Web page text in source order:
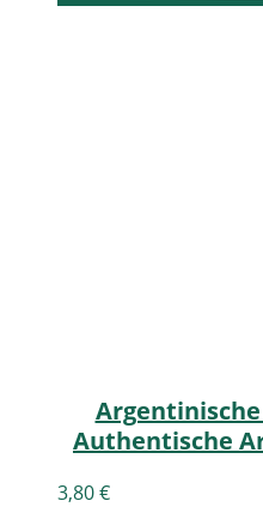
Authentische
3,80€